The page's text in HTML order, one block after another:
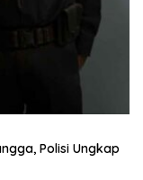
Polisi Ungkap